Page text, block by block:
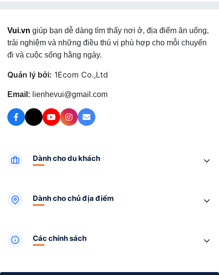
Vui.vn giúp bạn dễ dàng tìm thấy nơi ở, địa điểm ăn uống,
trải nghiệm và những điều thú vị phù hợp cho mỗi chuyến
đi và cuộc sống hằng ngày.
Quản lý bởi: 1Ecom Co.,Ltd
Email: lienhevui@gmail.com
Dành cho du khách
Dành cho chủ địa điểm
Các chính sách